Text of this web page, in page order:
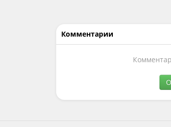
Комментарии